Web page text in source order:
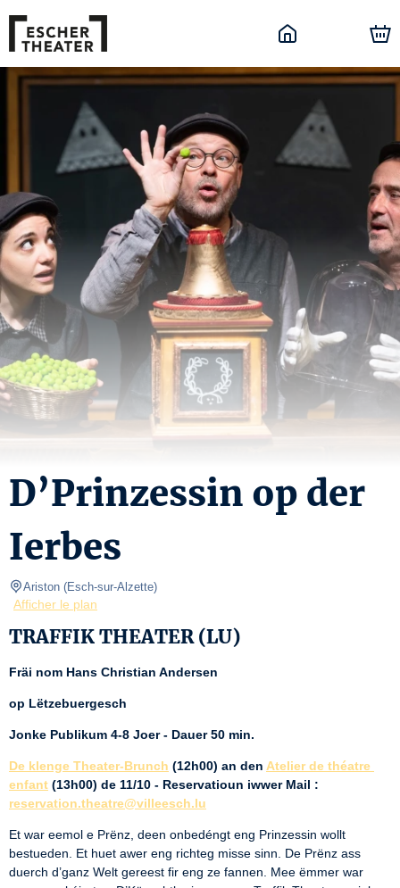
D’Prinzessin op der
Ierbes
Ariston (Esch-sur-Alzette)
Afficher le plan
TRAFFIK THEATER (LU)
Fräi nom Hans Christian Andersen
op Lëtzebuergesch
Jonke Publikum 4-8 Joer - Dauer 50 min.
De klenge Theater-Brunch (12h00) an den Atelier de théatre
enfant
reservation.theatre@villeesch.lu
Et war eemol e Prënz, deen onbedéngt eng Prinzessin wollt
bestueden. Et huet awer eng richteg misse sinn. De Prënz ass
duerch d’ganz Welt gereest fir eng ze fannen. Mee ëmmer war